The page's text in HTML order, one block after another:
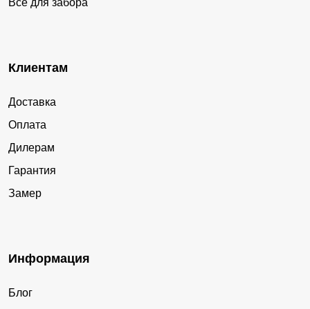
Все для забора
Клиентам
Доставка
Оплата
Дилерам
Гарантия
Замер
Информация
Блог